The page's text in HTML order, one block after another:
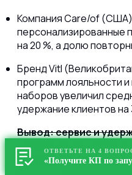
Компания Care/of
персонализированные
на 20 %, а долю
Бренд Vitl
программ лояльности
наборов увеличил
удержание клиентов на
Вывод: сервис и
«дополнение» к
Удержание снижает
ОТВЕТЬТЕ НА 4
«Получите КП по